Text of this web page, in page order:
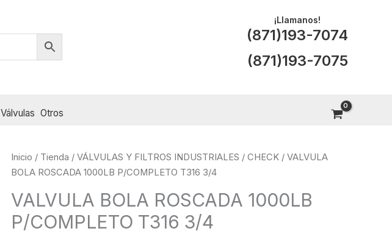
¡Llamanos!
(871)193-7074
(871)193-7075
Válvulas Otros
Inicio / Tienda / VÁLVULAS Y FILTROS INDUSTRIALES / CHECK / VALVULA
BOLA ROSCADA 1000LB P/COMPLETO T316 3/4
VALVULA BOLA ROSCADA 1000LB
P/COMPLETO T316 3/4